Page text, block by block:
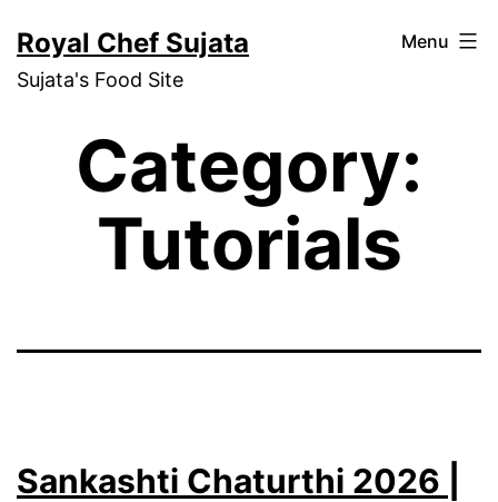
to
content
Royal Chef Sujata
Sujata's Food Site
Menu
Category:
Tutorials
Sankashti Chaturthi 2026 |